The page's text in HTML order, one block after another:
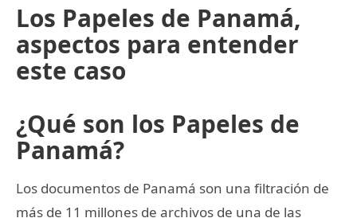
Los Papeles de Panamá,
aspectos para entender
este caso
¿Qué son los Papeles de
Panamá?
Los documentos de Panamá son una filtración de
más de 11 millones de archivos de una de las